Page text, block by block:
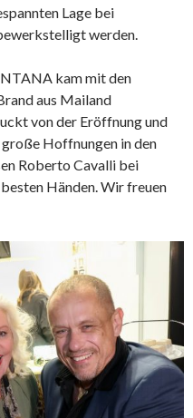
Lage bei
werden.
kam mit den
aus Mailand
von der Eröffnung und
Hoffnungen in den
Roberto Cavalli bei
Händen. Wir freuen